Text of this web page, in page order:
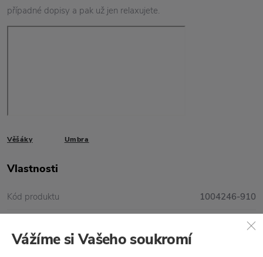
případné dopisy a pak už jen relaxujete.
Věšáky Umbra
Vlastnosti
Kód produktu 1004246-910
Bílá
Vážíme si Vašeho soukromí